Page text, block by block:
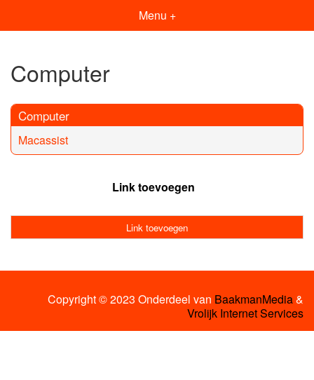
Menu +
Computer
Computer
Macassist
Link toevoegen
Link toevoegen
Copyright © 2023 Onderdeel van BaakmanMedia&
Vrolijk Internet Services